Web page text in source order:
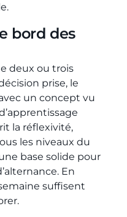
bord des
deux ou trois
prise, le
un concept vu
la réflexivité,
les niveaux du
base solide pour
En
suffisent